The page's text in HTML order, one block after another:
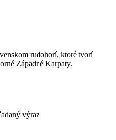
rudohorí, ktoré tvorí
Západné Karpaty.
výraz